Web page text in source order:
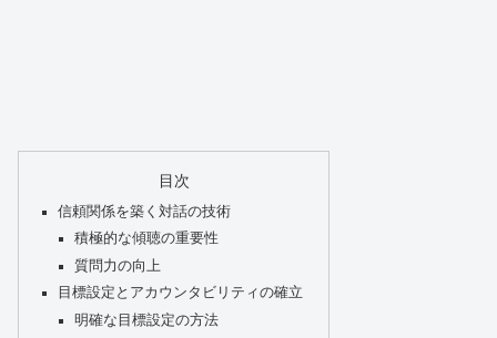
目次
信頼関係を築く対話の技術
積極的な傾聴の重要性
質問力の向上
目標設定とアカウンタビリティの確立
明確な目標設定の方法